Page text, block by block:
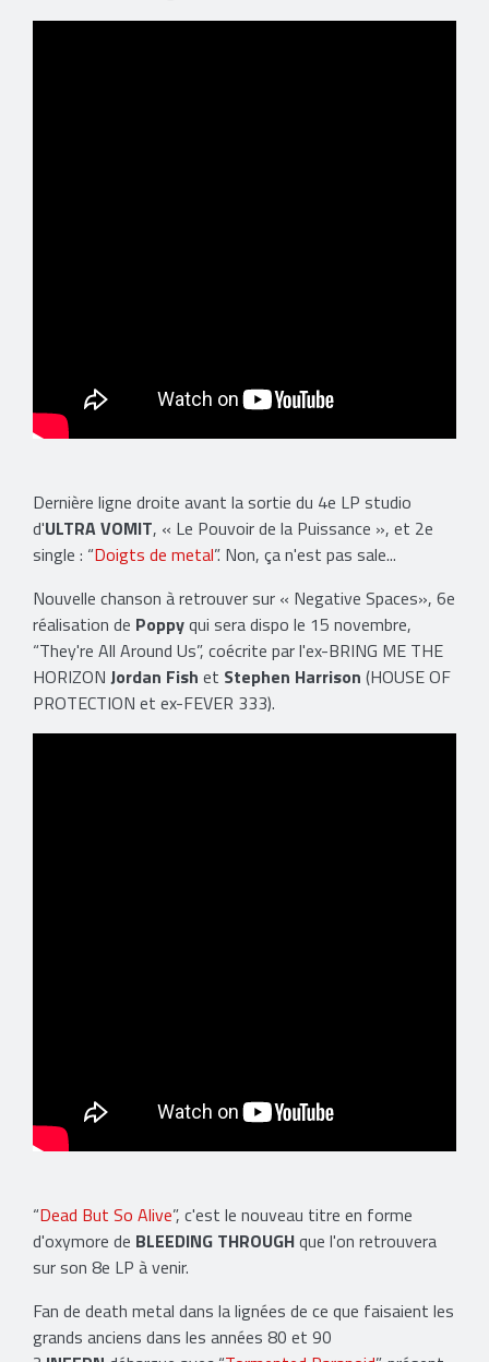
Dernière ligne droite avant la sortie du 4e LP studio
d'ULTRA VOMIT, « Le Pouvoir de la Puissance », et 2e
single : “Doigts de metal”. Non, ça n'est pas sale...
Nouvelle chanson à retrouver sur « Negative Spaces», 6e
réalisation de Poppyqui sera dispo le 15 novembre,
“They're All Around Us”, coécrite par l'ex-BRING ME THE
HORIZON Jordan Fish et Stephen Harrison (HOUSE OF
PROTECTION et ex-FEVER 333).
“Dead But So Alive”, c'est le nouveau titre en forme
d'oxymore de BLEEDING THROUGHque l'on retrouvera
sur son 8e LP à venir.
Fan de death metal dans la lignées de ce que faisaient les
grands anciens dans les années 80 et 90